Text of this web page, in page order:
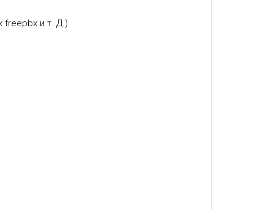
freepbx и т. Д.)